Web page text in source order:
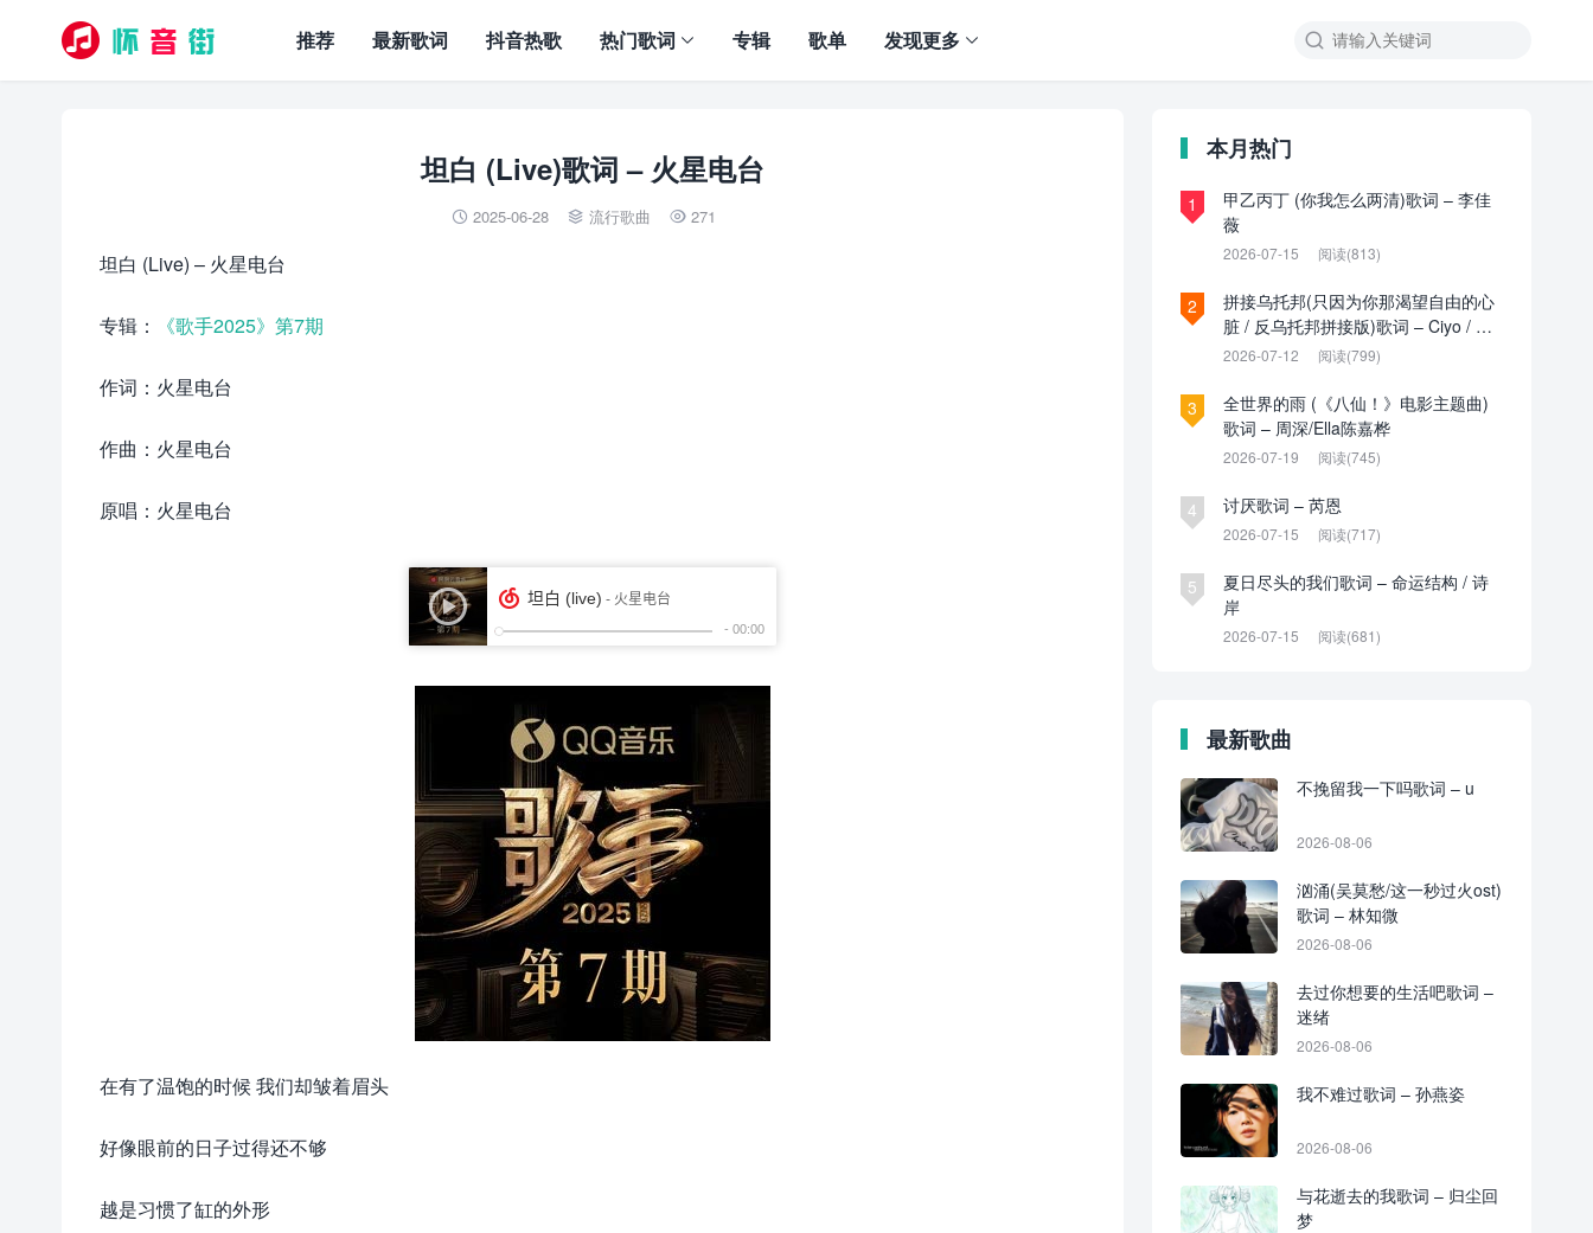

推荐 最新歌词 抖音热歌 热门歌词 专辑 歌单 发现更多
坦白 (Live)歌词 – 火星电台
 2025-06-28  流行歌曲  271
坦白 (Live) – 火星电台
专辑： 《歌手2025》第7期
作词：火星电台
作曲：火星电台
原唱：火星电台
在有了温饱的时候 我们却皱着眉头
好像眼前的日子过得还不够
越是习惯了缸的外形
本月热门
1
甲乙丙丁 (你我怎么两清)歌词 – 李佳
薇
2026-07-15 阅读(813)
2
拼接乌托邦(只因为你那渴望自由的心
脏 / 反乌托邦拼接版)歌词 – Ciyo / 见
过夏天P / 乌托邦P
2026-07-12 阅读(799)
3
全世界的雨 (《八仙！》电影主题曲)
歌词 – 周深/Ella陈嘉桦
2026-07-19 阅读(745)
4 讨厌歌词 – 芮恩
2026-07-15 阅读(717)
5
夏日尽头的我们歌词 – 命运结构 / 诗
岸
2026-07-15 阅读(681)
最新歌曲
不挽留我一下吗歌词 – u
2026-08-06
汹涌(吴莫愁/这一秒过火ost)
歌词 – 林知微
2026-08-06
去过你想要的生活吧歌词 –
迷绪
2026-08-06
我不难过歌词 – 孙燕姿
2026-08-06
与花逝去的我歌词 – 归尘回
梦